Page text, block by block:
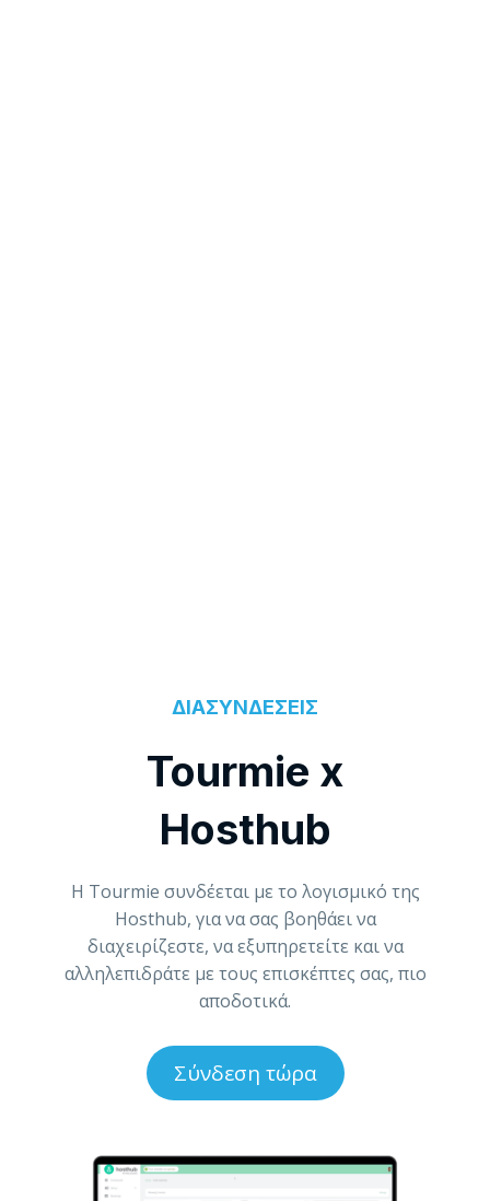
ΔΙΑΣΥΝΔΕΣΕΙΣ
Tourmie x
Hosthub
H Tourmie συνδέεται με το λογισμικό της
Hosthub, για να σας βοηθάει να
διαχειρίζεστε, να εξυπηρετείτε και να
αλληλεπιδράτε με τους επισκέπτες σας, πιο
αποδοτικά.
Σύνδεση τώρα